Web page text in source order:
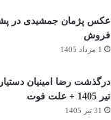
عکس پژمان جمشیدی در
فروش
1 مرداد 1405
تیر 1405 + علت فوت
31 تیر 1405